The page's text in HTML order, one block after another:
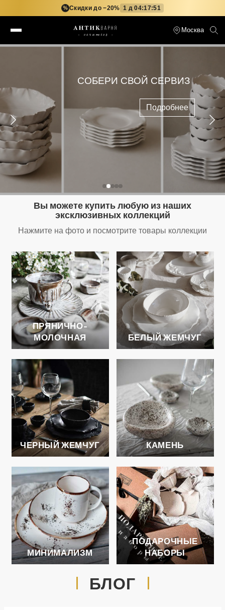
% Скидки до −20% 1 д 04:17:50
Москва
СОБЕРИ СВОЙ СЕРВИЗ
Подробнее
Вы можете купить любую из наших
эксклюзивных коллекций
Нажмите на фото и посмотрите товары коллекции
ПРЯНИЧНО-
МОЛОЧНАЯ
БЕЛЫЙ ЖЕМЧУГ
ЧЕРНЫЙ ЖЕМЧУГ КАМЕНЬ
МИНИМАЛИЗМ
ПОДАРОЧНЫЕ
НАБОРЫ
БЛОГ